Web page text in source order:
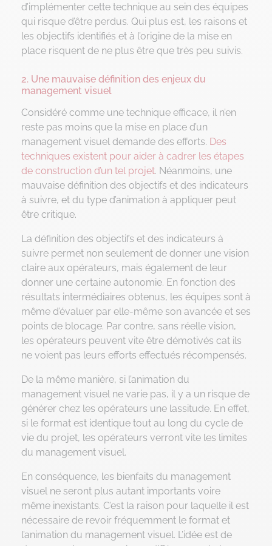
d’implémenter cette technique au sein des équipes
qui risque d’être perdus. Qui plus est, les raisons et
les objectifs identifiés et à l’origine de la mise en
place risquent de ne plus être que très peu suivis.
2. Une mauvaise définition des enjeux du
management visuel
Considéré comme une technique efficace, il n’en
reste pas moins que la mise en place d’un
management visuel demande des efforts. Des
techniques existent pour aider à cadrer les étapes
de construction d’un tel projet. Néanmoins, une
mauvaise définition des objectifs et des indicateurs
à suivre, et du type d’animation à appliquer peut
être critique.
La définition des objectifs et des indicateurs à
suivre permet non seulement de donner une vision
claire aux opérateurs, mais également de leur
donner une certaine autonomie. En fonction des
résultats intermédiaires obtenus, les équipes sont à
même d’évaluer par elle-même son avancée et ses
points de blocage. Par contre, sans réelle vision,
les opérateurs peuvent vite être démotivés cat ils
ne voient pas leurs efforts effectués récompensés.
De la même manière, si l’animation du
management visuel ne varie pas, il y a un risque de
générer chez les opérateurs une lassitude. En effet,
si le format est identique tout au long du cycle de
vie du projet, les opérateurs verront vite les limites
du management visuel.
En conséquence, les bienfaits du management
visuel ne seront plus autant importants voire
même inexistants. C’est la raison pour laquelle il est
nécessaire de revoir fréquemment le format et
l’animation du management visuel. L’idée est de